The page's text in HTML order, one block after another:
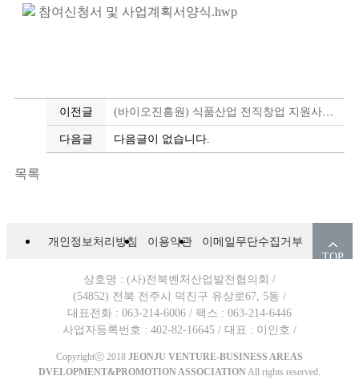
참여신청서 및 사업계획서양식.hwp
이전글
다음글 다음글이 없습니다.
목록
개인정보처리방침 이용약관
이메일무단수집거부
TOP
상호명 : (사)전북벤처산업발전협의회 /
(54852) 전북 전주시 덕진구 유상로67, 5동 /
대표전화 : 063-214-6006 / 팩스 : 063-214-6446
사업자등록번호 : 402-82-16645 / 대표 : 이인호 /
Copyrightⓒ 2018 JEONJU VENTURE-BUSINESS AREAS
DVELOPMENT&PROMOTION ASSOCIATIONAll rights reserved.